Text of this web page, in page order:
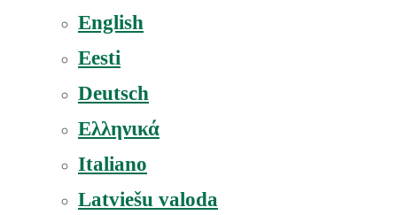
English
Eesti
Deutsch
Ελληνικά
Italiano
Latviešu valoda